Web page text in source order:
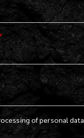
of personal data